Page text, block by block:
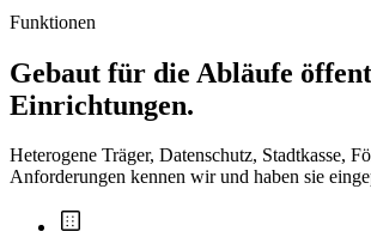
Funktionen
Gebaut für die Abläufe
Einrichtungen.
Heterogene Träger, Datenschutz, Stadtkasse,
Anforderungen kennen wir und haben sie